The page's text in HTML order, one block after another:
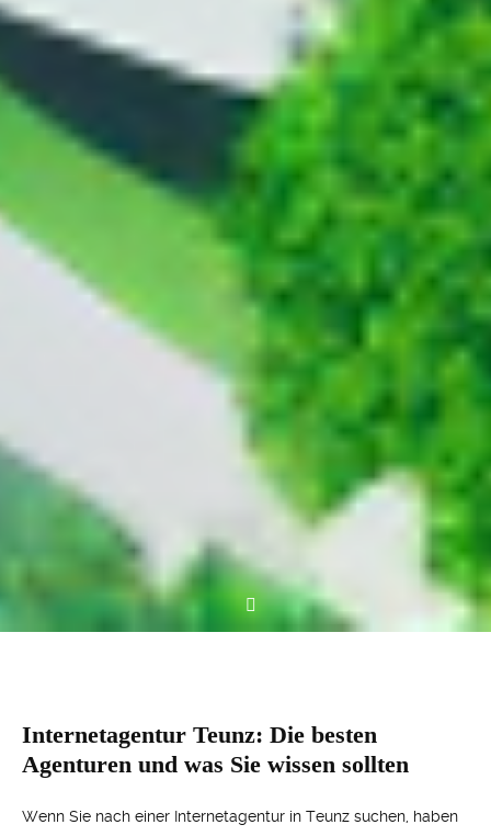
Internetagentur Teunz: Die besten
Agenturen und was Sie wissen sollten
Wenn Sie nach einer Internetagentur in Teunz suchen, haben